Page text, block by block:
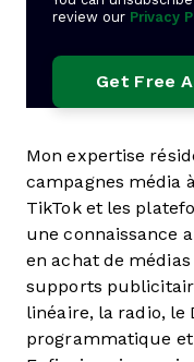
review our Privacy
Mon expertise
campagnes média
TikTok et les
une connaissance
en achat de
supports
linéaire, la radio, le
programmatique